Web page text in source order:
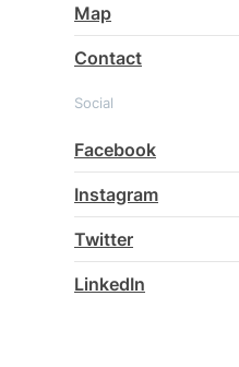
Map
Contact
Social
Facebook
Instagram
Twitter
LinkedIn